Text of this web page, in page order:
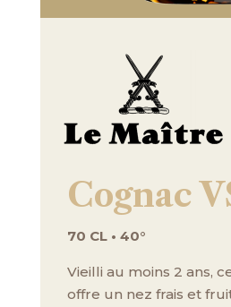
Cognac
70 CL • 40°
Vieilli au moins 2 ans,
offre un nez frais et